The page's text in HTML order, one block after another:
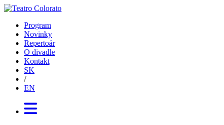
Program
Novinky
Repertoár
O divadle
Kontakt
SK
/
EN